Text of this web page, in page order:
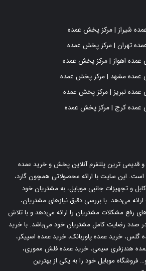
شیراز | مرکز پخش عمده
تهران | مرکز پخش عمده
عمده اهواز | مرکز پخش عمده
عمده مشهد | مرکز پخش عمده
عمده تبریز | مرکز پخش عمده
عمده کرج | مرکز پخش عمده
و قدیمی ترین پلتفرم آنلاین پخش وخرید عمده
است. این سایت با ارائه محصولاتی همچون گارد،
و تجهیزات جانبی موبایل، به مشتریان خود
می‌دهد. با بررسی دقیق نیازهای مشتریان،
رفع مشکلات مشتریان را ارائه می‌دهد و با تلاش
صدد رضایت کامل مشتریان خود می‌باشد. باخرید
گلس، خرید عمده پاوربانک، خرید عمده اسپیکر،
هندزفری سیمی، خرید عمده فلش مموری،
موبایل خود را به یکی از بهترین